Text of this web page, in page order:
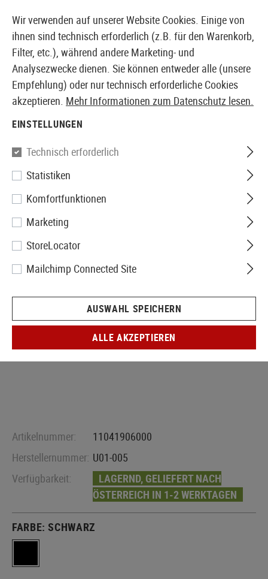
EUROPÄISCHER AIRSOFT SHOP & GROßHÄNDLER
Action Army
AAP01 Rail Set
Artikelnummer:
11041906000
Herstellernummer: U01-005
Verfügbarkeit:
LAGERND, GELIEFERT NACH
ÖSTERREICH IN 1-2 WERKTAGEN
FARBE:SCHWARZ
Wir verwenden auf unserer Website Cookies. Einige von
ihnen sind technisch erforderlich (z.B. für den Warenkorb,
Filter, etc.), während andere Marketing- und
Analysezwecke dienen. Sie können entweder alle (unsere
Empfehlung) oder nur technisch erforderliche Cookies
akzeptieren. Mehr Informationen zum Datenschutz lesen.
EINSTELLUNGEN
Technisch erforderlich
Statistiken
Komfortfunktionen
Marketing
StoreLocator
Mailchimp Connected Site
AUSWAHL SPEICHERN
ALLE AKZEPTIEREN